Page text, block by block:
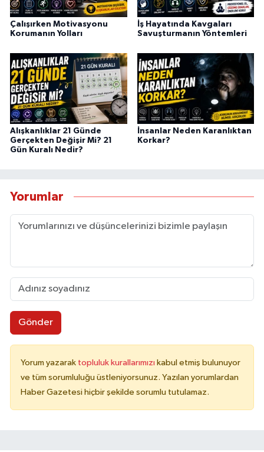
Çalışırken Motivasyonu
Korumanın Yolları
İş Hayatında Kavgaları
Savuşturmanın Yöntemleri
Alışkanlıklar 21 Günde
Gerçekten Değişir Mi? 21
Gün Kuralı Nedir?
İnsanlar Neden Karanlıktan
Korkar?
Yorumlar
Gönder
Yorum yazarak topluluk kurallarımızı kabul etmiş bulunuyor
ve tüm sorumluluğu üstleniyorsunuz. Yazılan yorumlardan
Haber Gazetesi hiçbir şekilde sorumlu tutulamaz.